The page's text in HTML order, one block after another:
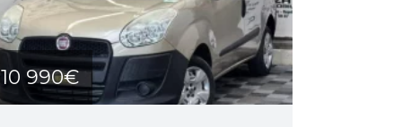
10 990€